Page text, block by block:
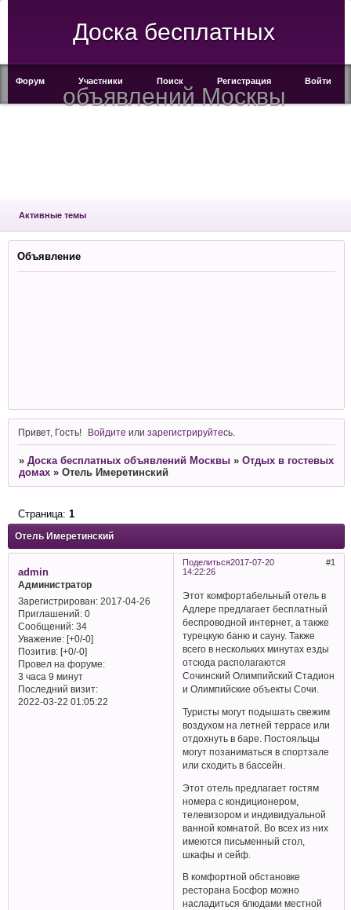
Доска бесплатных
объявлений Москвы
Форум Участники Поиск Регистрация Войти
Активные темы
Объявление
Привет, Гость! Войдите илизарегистрируйтесь
» Доска бесплатных объявлений Москвы » Отдых в гостевых
домах » Отель Имеретинский
Отель Имеретинский
Страница: 1
Поделиться 1
2017-07-20
14:22:26
admin
Администратор
Зарегистрирован: 2017-04-26
Приглашений:0
Сообщений:34
Уважение: [+0/-0]
Позитив: [+0/-0]
Провел на форуме:
3 часа 9 минут
Последний визит:
2022-03-22 01:05:22
Этот комфортабельный отель в
Адлере предлагает бесплатный
беспроводной интернет, а также
турецкую баню и сауну. Также
всего в нескольких минутах езды
отсюда располагаются
Сочинский Олимпийский Стадион
и Олимпийские объекты Сочи.
Туристы могут подышать свежим
воздухом на летней террасе или
отдохнуть в баре. Постояльцы
могут позаниматься в спортзале
или сходить в бассейн.
Этот отель предлагает гостям
номера с кондиционером,
телевизором и индивидуальной
ванной комнатой. Во всех из них
имеются письменный стол,
шкафы и сейф.
В комфортной обстановке
ресторана Босфор можно
насладиться блюдами местной